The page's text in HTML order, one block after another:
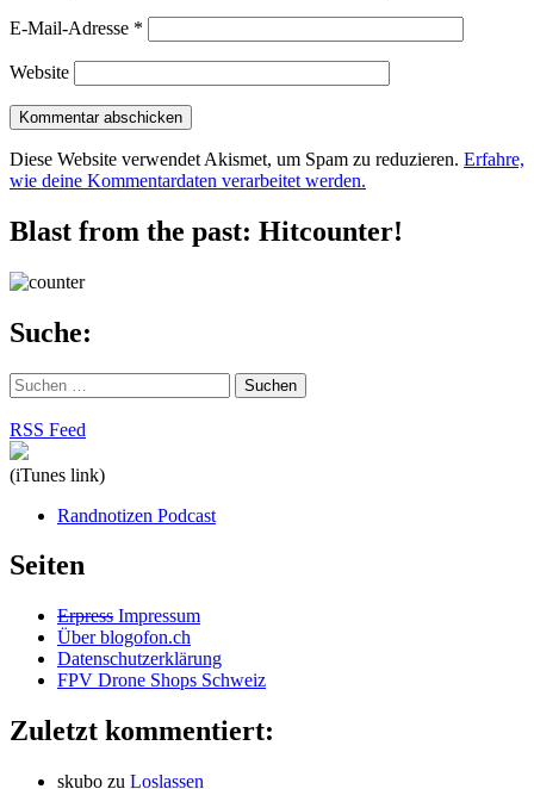
E-Mail-Adresse *
Website
Diese Website verwendet Akismet, um Spam zu reduzieren. Erfahre,
wie deine Kommentardaten verarbeitet werden.
Blast from the past: Hitcounter!
Suche:
Suchen
nach:
RSS Feed
(iTunes link)
Randnotizen Podcast
Seiten
Erpress Impressum
Über blogofon.ch
Datenschutzerklärung
FPV Drone Shops Schweiz
Zuletzt kommentiert:
skubo zu Loslassen